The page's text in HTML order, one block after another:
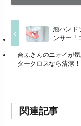
泡ハンド
ンサー「
台ふきんのニオイが
タークロスなら清潔
関連記事